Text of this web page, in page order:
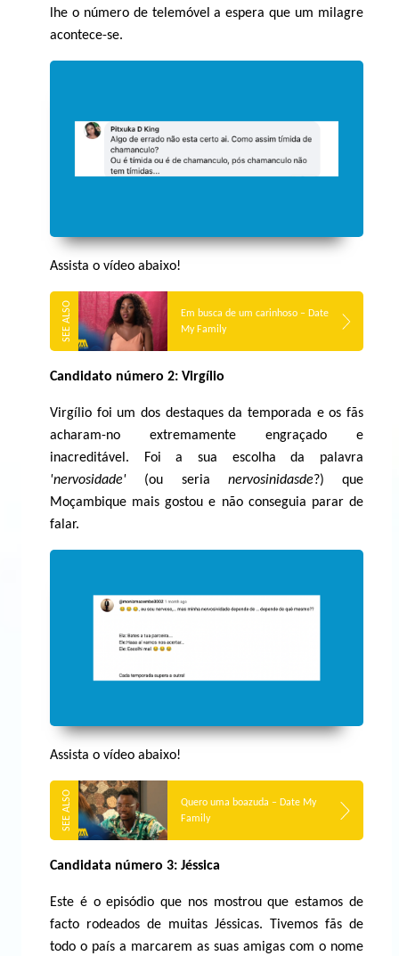
lhe o número de telemóvel a espera que um milagre
acontece-se.
Assista o vídeo abaixo!
Em busca de um carinhoso – Date
My Family
Candidato número 2: Virgílio
Virgílio foi um dos destaques da temporada e os fãs
acharam-no extremamente engraçado e
inacreditável. Foi a sua escolha da palavra
'nervosidade' (ou seria nervosinidasde?) que
Moçambique mais gostou e não conseguia parar de
falar.
Assista o vídeo abaixo!
Quero uma boazuda – Date My
Family
Candidata número 3: Jéssica
Este é o episódio que nos mostrou que estamos de
facto rodeados de muitas Jéssicas. Tivemos fãs de
todo o país a marcarem as suas amigas com o nome